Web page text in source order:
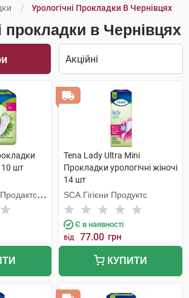
Урологічні Прокладки В Чернівцях
прокладки в Чернівцях
10 шт
Tena Lady Ultra Mini
Прокладки урологічні жіночі
14 шт
SCA Гігієни Продуктс
Є в наявності
від 77.00 грн
КУПИТИ